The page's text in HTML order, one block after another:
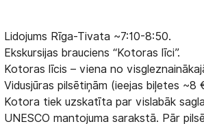
Lidojums Rīga-Tivata ~7:10-8:50.
Ekskursijas brauciens “Kotoras līci”.
Kotoras līcis – viena no
Vidusjūras pilsētiņām (ieejas biļetes ~8
Kotora tiek uzskatīta par vislabāk
UNESCO mantojuma sarakstā. Pār